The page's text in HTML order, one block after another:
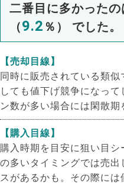
二番目に多かったの
（9.2 ％） でした。
【売却目線】
同時に販売されている類
しても値下げ競争になっ
ン数が多い場合には閑散期
【購入目線】
購入時期を目安に狙い目
の多いタイミングでは売
スがあるかも。その際には